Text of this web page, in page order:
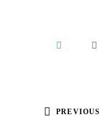
PREVIOUS